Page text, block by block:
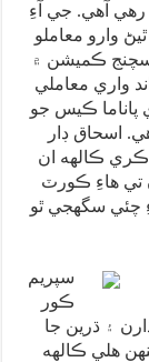
آهي. جي آءِ
وارو معاملو
ڪميشن ۾
واري معاملي
پاناما ڪيس جو
اسحاق ڊار
ڪالهه ان
تي هاءِ ڪورٽ
چئي سگهجي ٿو
سپريم
ڪور
۽ ڌرين جا
هلي ڪالهه